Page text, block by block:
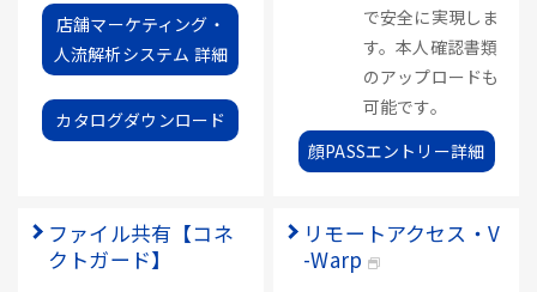
店舗マーケティング・
人流解析システム 詳細
カタログダウンロード
で安全に実現しま
す。本人確認書類
のアップロードも
可能です。
顔PASSエントリー詳細
ファイル共有【コネ
クトガード】
リモートアクセス・V
-Warp